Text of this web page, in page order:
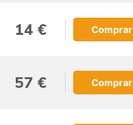
14 € Comprar
57 € Comprar